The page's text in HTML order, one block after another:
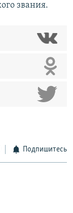
звания.
Подпишитесь